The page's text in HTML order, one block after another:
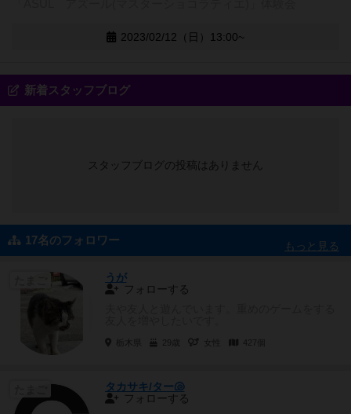
2023/02/12（日）13:00~
新着スタッフブログ
スタッフブログの投稿はありません
17名のフォロワー もっと見る
うが
フォローする
29歳 女性 427個
タカサキ/ター🐚
フォローする